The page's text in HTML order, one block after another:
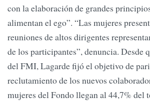
con la elaboración de grandes
alimentan el ego”. “Las mujeres
reuniones de altos dirigentes
de los participantes”, denuncia. Desde
del FMI, Lagarde fijó el objetivo de
reclutamiento de los nuevos
mujeres del Fondo llegan al 44,7% del